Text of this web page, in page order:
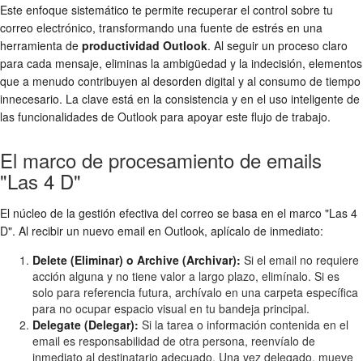
Este enfoque sistemático te permite recuperar el control sobre tu
correo electrónico, transformando una fuente de estrés en una
herramienta de productividad Outlook. Al seguir un proceso claro
para cada mensaje, eliminas la ambigüedad y la indecisión, elementos
que a menudo contribuyen al desorden digital y al consumo de tiempo
innecesario. La clave está en la consistencia y en el uso inteligente de
las funcionalidades de Outlook para apoyar este flujo de trabajo.
El marco de procesamiento de emails
"Las 4 D"
El núcleo de la gestión efectiva del correo se basa en el marco "Las 4
D". Al recibir un nuevo email en Outlook, aplícalo de inmediato:
Delete (Eliminar) o Archive (Archivar): Si el email no requiere
acción alguna y no tiene valor a largo plazo, elimínalo. Si es
solo para referencia futura, archívalo en una carpeta específica
para no ocupar espacio visual en tu bandeja principal.
Delegate (Delegar): Si la tarea o información contenida en el
email es responsabilidad de otra persona, reenvíalo de
inmediato al destinatario adecuado. Una vez delegado, mueve